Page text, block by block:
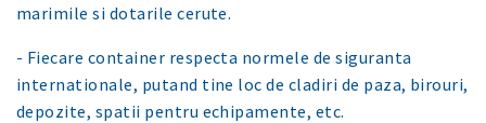
marimile si dotarile cerute.
- Fiecare container respecta normele de siguranta
internationale, putand tine loc de cladiri de paza, birouri,
depozite, spatii pentru echipamente, etc.